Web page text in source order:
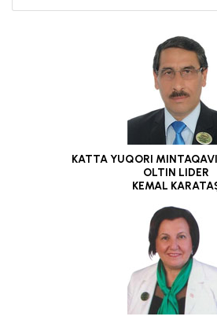
KATTA YUQORI
OLTIN LIDER
KEMAL